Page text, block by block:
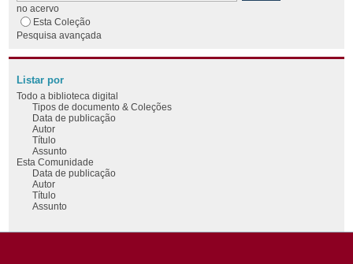
no acervo
Esta Coleção
Pesquisa avançada
Listar por
Todo a biblioteca digital
Tipos de documento & Coleções
Data de publicação
Autor
Título
Assunto
Esta Comunidade
Data de publicação
Autor
Título
Assunto